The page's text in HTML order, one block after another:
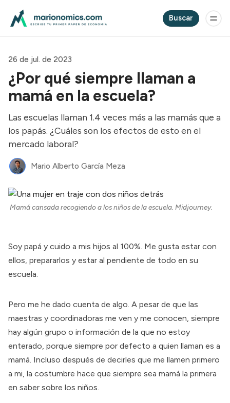
Buscar
26 de jul. de 2023
¿Por qué siempre llaman a
mamá en la escuela?
Las escuelas llaman 1.4 veces más a las mamás que a
los papás. ¿Cuáles son los efectos de esto en el
mercado laboral?
Mario Alberto García Meza
Mamá cansada recogiendo a los niños de la escuela. Midjourney.
Soy papá y cuido a mis hijos al 100%. Me gusta estar con
ellos, prepararlos y estar al pendiente de todo en su
escuela.
Pero me he dado cuenta de algo. A pesar de que las
maestras y coordinadoras me ven y me conocen, siempre
hay algún grupo o información de la que no estoy
enterado, porque siempre por defecto a quien llaman es a
mamá. Incluso después de decirles que me llamen primero
a mi, la costumbre hace que siempre sea mamá la primera
en saber sobre los niños.